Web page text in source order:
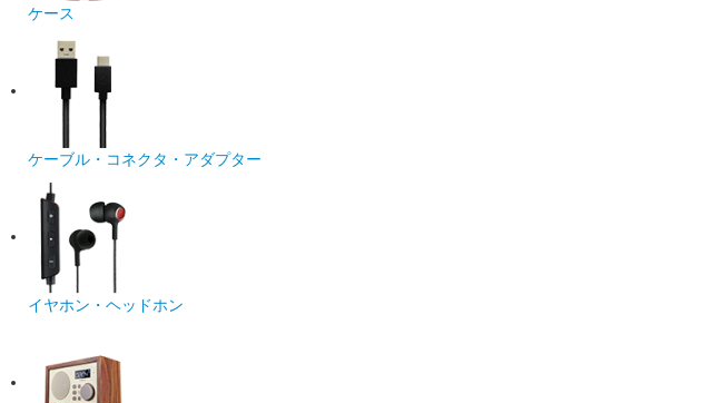
ケース
ケーブル・コネクタ・アダプター
イヤホン・ヘッドホン